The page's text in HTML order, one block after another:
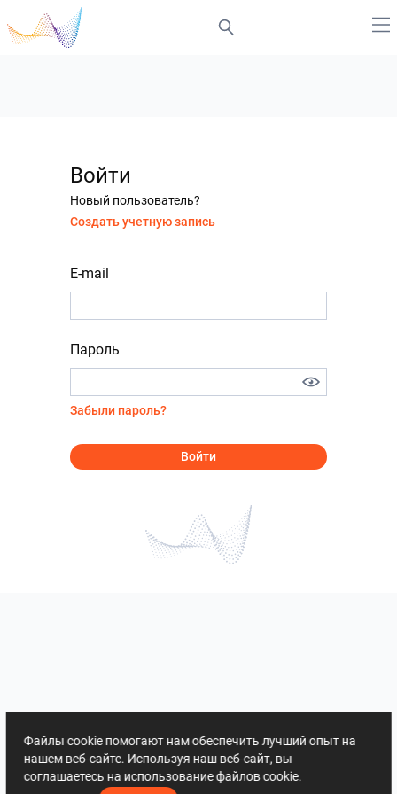
Войти
Новый пользователь?
Создать учетную запись
E-mail
Пароль
Забыли пароль?
Войти
Файлы cookie помогают нам обеспечить лучший опыт на
нашем веб-сайте. Используя наш веб-сайт, вы
соглашаетесь на использование файлов cookie.